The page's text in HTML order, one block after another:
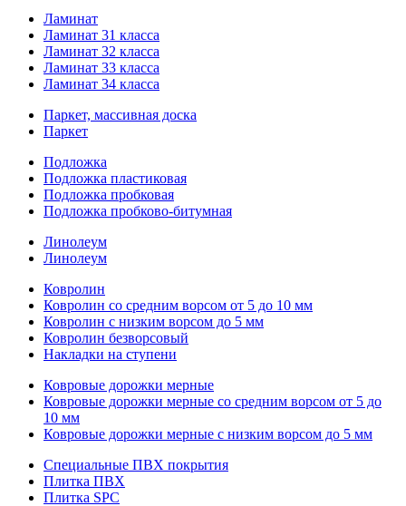
Ламинат
Ламинат 31 класса
Ламинат 32 класса
Ламинат 33 класса
Ламинат 34 класса
Паркет, массивная доска
Паркет
Подложка
Подложка пластиковая
Подложка пробковая
Подложка пробково-битумная
Линолеум
Линолеум
Ковролин
Ковролин со средним ворсом от 5 до 10 мм
Ковролин с низким ворсом до 5 мм
Ковролин безворсовый
Накладки на ступени
Ковровые дорожки мерные
Ковровые дорожки мерные со средним ворсом от 5 до
10 мм
Ковровые дорожки мерные с низким ворсом до 5 мм
Специальные ПВХ покрытия
Плитка ПВХ
Плитка SPC